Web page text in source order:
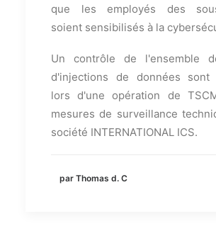
que les employés des
soient sensibilisés à la
Un contrôle de l'ensemble
d'injections de données sont
lors d'une opération de
mesures de surveillance
société INTERNATIONAL ICS.
par Thomas d. C